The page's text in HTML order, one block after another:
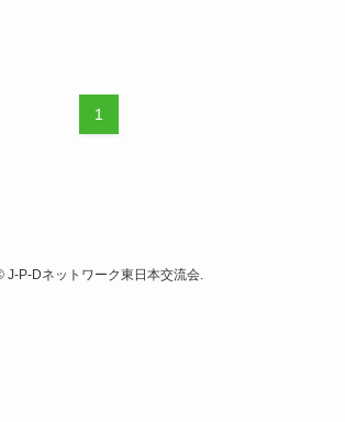
1
J-P-Dネットワーク東日本交流会.